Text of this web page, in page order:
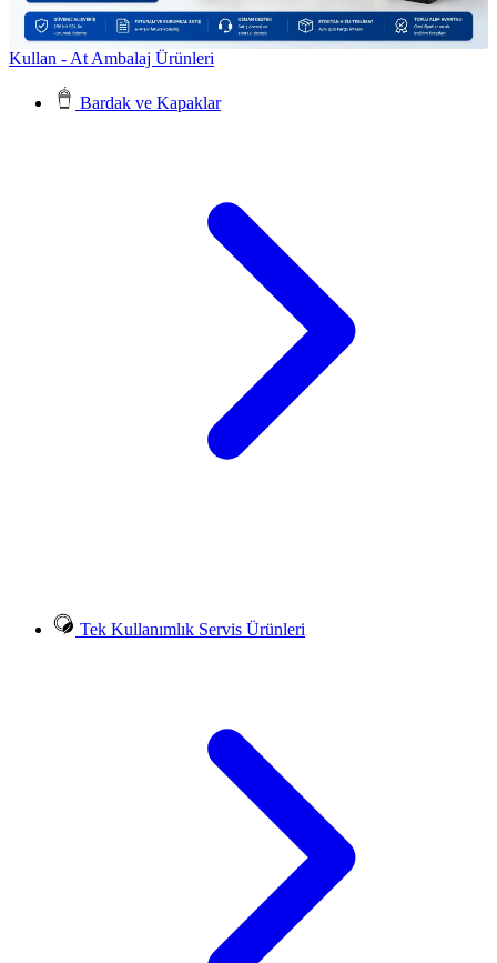
Kullan - At Ambalaj Ürünleri
Bardak ve Kapaklar
Tek Kullanımlık Servis Ürünleri